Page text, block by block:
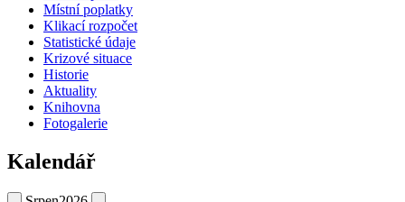
Místní poplatky
Klikací rozpočet
Statistické údaje
Krizové situace
Historie
Aktuality
Knihovna
Fotogalerie
Kalendář